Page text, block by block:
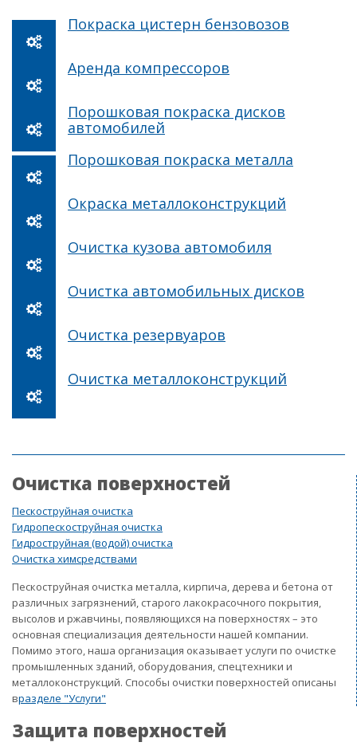
Покраска цистерн бензовозов
Аренда компрессоров
Порошковая покраска дисков
автомобилей
Порошковая покраска металла
Окраска металлоконструкций
Очистка кузова автомобиля
Очистка автомобильных дисков
Очистка резервуаров
Очистка металлоконструкций
Очистка поверхностей
Пескоструйная очистка
Гидропескоструйная очистка
Гидроструйная (водой) очистка
Очистка химсредствами
Пескоструйная очистка металла, кирпича, дерева и бетона от
различных загрязнений, старого лакокрасочного покрытия,
высолов и ржавчины, появляющихся на поверхностях – это
основная специализация деятельности нашей компании.
Помимо этого, наша организация оказывает услуги по очистке
промышленных зданий, оборудования, спецтехники и
металлоконструкций. Способы очистки поверхностей описаны
вразделе "Услуги"
Защита поверхностей